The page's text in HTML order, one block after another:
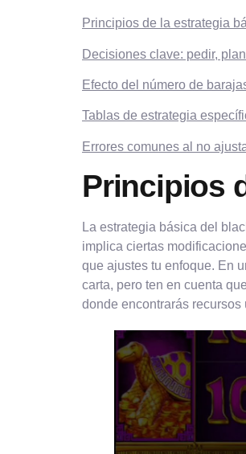
Principios de la estrategia
Decisiones clave: pedir,
Efecto del número de
Tablas de estrategia
Errores comunes al no
Principios
La estrategia básica del
implica ciertas
que ajustes tu enfoque. En
carta, pero ten en cuenta
donde encontrarás recursos